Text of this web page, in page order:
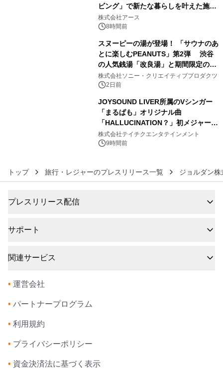
ビング」で新たな暮らしを叶えた施工
事例を株式会社アースが公開
株式会社アース
8時間前
スヌーピーの湯が登場！ 「サウナのあ
とに楽しむPEANUTS」第2弾 渋谷
の人気銭湯「改良湯」と期間限定のコ
ラボレーション サウナイキタイコラ
ボグッズも発売決定！
株式会社ソニー・クリエイティブプロダクツ
2日前
JOYSOUND LIVER所属のVシンガー
「まるぱも」オリジナル曲
「HALLUCINATION？」初メジャー配
信リリース決定！
株式会社テイチクエンタテインメント
9時間前
トップ 旅行・レジャーのプレスリリース一覧 ジョルダン株
プレスリリース配信
サポート
関連サービス
• 運営会社
• パートナープログラム
• 利用規約
• プライバシーポリシー
• 資金決済法に基づく表示